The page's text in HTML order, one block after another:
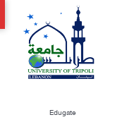
Edugate